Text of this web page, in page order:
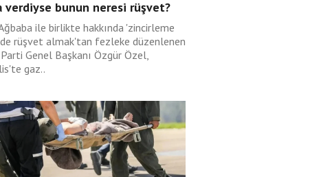
verdiyse bunun neresi rüşvet?
ile birlikte hakkında 'zincirleme
rüşvet almak'tan fezleke düzenlenen
Genel Başkanı Özgür Özel,
gaz..